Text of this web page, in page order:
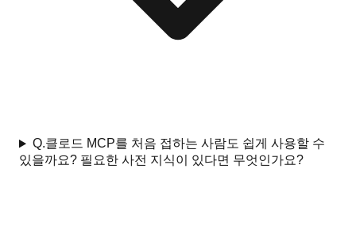
Q.클로드 MCP를 처음 접하는 사람도 쉽게 사용할 수
있을까요? 필요한 사전 지식이 있다면 무엇인가요?